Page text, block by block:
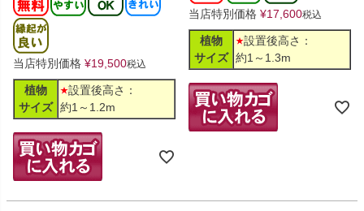
当店特別価格 ¥19,500税込
植物
サイズ
設置後高さ：
約1～1.2m
当店特別価格 ¥17,600税込
植物
サイズ
設置後高さ：
約1～1.3m